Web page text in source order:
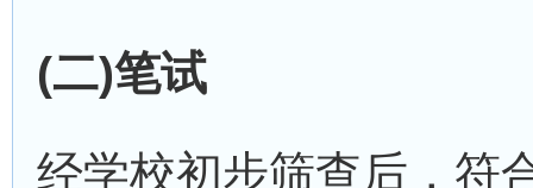
(二)笔试
经学校初步筛查后，符